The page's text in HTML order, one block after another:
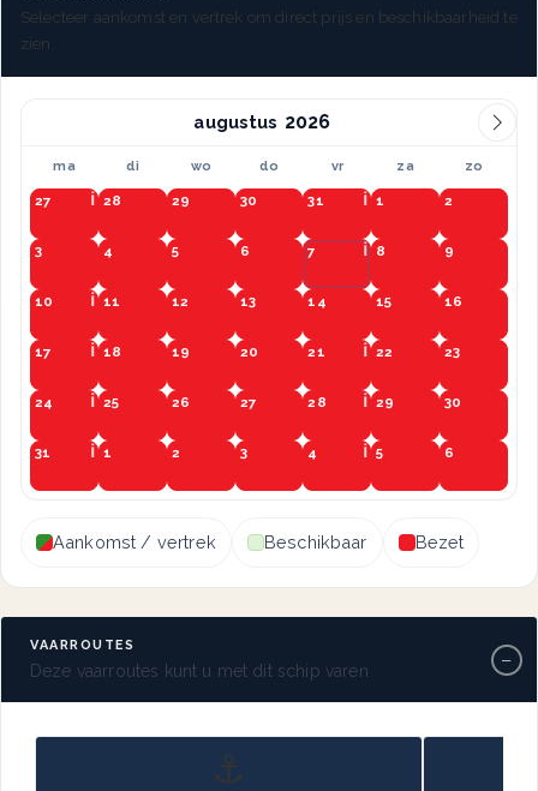
Selecteer aankomst en vertrek om direct prijs en beschikbaarheid te
zien.
augustus
ma di wo do vr za zo
27 28 29 30 31 1 2
3 4 5 6 7 8 9
10 11 12 13 14 15 16
17 18 19 20 21 22 23
24 25 26 27 28 29 30
31 1 2 3 4 5 6
Aankomst / vertrek Beschikbaar Bezet
VAARROUTES
Deze vaarroutes kunt u met dit schip varen −
⚓